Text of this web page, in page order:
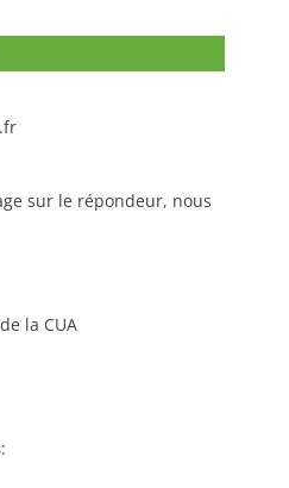
sur le répondeur, nous
la CUA
: